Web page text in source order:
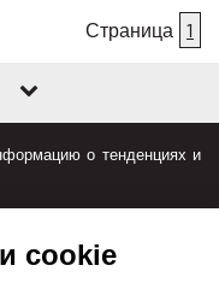
Страница 1
о тенденциях и
cookie